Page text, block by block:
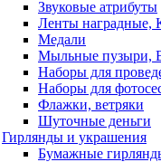
Звуковые атрибуты
Ленты наградные,
Медали
Мыльные пузыри,
Наборы для
Наборы для
Флажки, ветряки
Шуточные деньги
Гирлянды и украшения
Бумажные